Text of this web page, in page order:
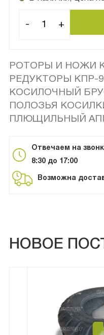
- +
РОТОРЫ И НОЖИ
РЕДУКТОРЫ КПР-
КОСИЛОЧНЫЙ
ПОЛОЗЬЯ
ПЛЮЩИЛЬНЫЙ
Отвечаем на
8:30 до 17:00
Возможна
НОВОЕ